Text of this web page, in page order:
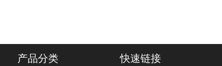
产品分类 快速链接